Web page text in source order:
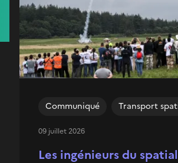
Les ingénieurs du
Communiqué Transport
09 juillet 2026